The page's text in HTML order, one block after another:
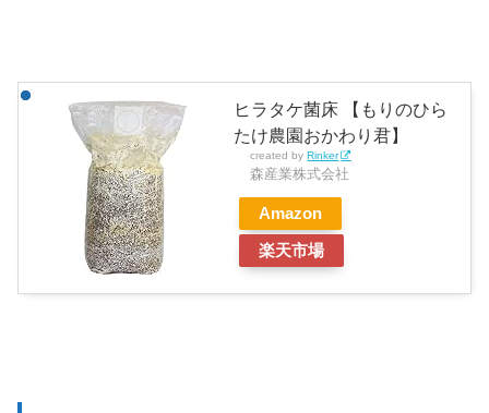
ヒラタケ菌床 【もりのひら
たけ農園おかわり君】
created byRinker
森産業株式会社
Amazon
楽天市場